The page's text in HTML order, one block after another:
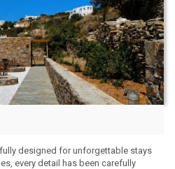
designed for unforgettable stays
every detail has been carefully